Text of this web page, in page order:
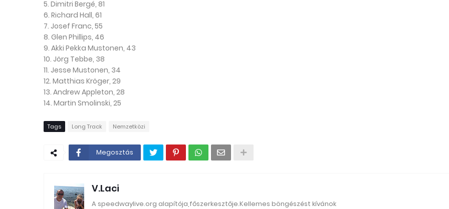
5. Dimitri Bergé, 81
6. Richard Hall, 61
7. Josef Franc, 55
8. Glen Phillips, 46
9. Akki Pekka Mustonen, 43
10. Jörg Tebbe, 38
11. Jesse Mustonen, 34
12. Matthias Kröger, 29
13. Andrew Appleton, 28
14. Martin Smolinski, 25
Tags Long Track Nemzetközi
Megosztás
V.Laci
A speedwaylive.org alapítója,főszerkesztője.Kellemes böngészést kívánok